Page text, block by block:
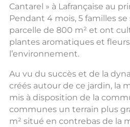
Cantarel » à Lafrançaise au
Pendant 4 mois, 5 familles
parcelle de 800 m² et ont
plantes aromatiques et
l’environnement.
Au vu du succès et de la
créés autour de ce jardin, la
mis à disposition de la
communes un terrain plus
m² situé en contrebas de la